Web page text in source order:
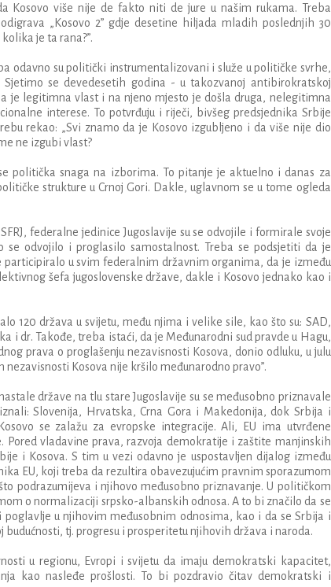
Kosovo više nije de fakto niti de jure u našim rukama. Treba
odigrava „Kosovo 2” gdje desetine hiljada mladih poslednjih 30
kolika je ta rana?”.
odavno su politički instrumentalizovani i služe u političke svrhe,
Sjetimo se devedesetih godina - u takozvanoj antibirokratskoj
je legitimna vlast i na njeno mjesto je doš la druga , nelegitimna
interese. To potvrđuju i riječi, bivšeg predsjednika Srbije
rekao: „Svi znamo da je Kosovo izgubljeno i da više nije dio
ne izgubi vlast?
politička snaga na izborima. To pitanje je aktuelno i danas za
čke strukture u Crnoj Gori. Dakle,uglavnom se u tome ogleda
SFRJ ,federalne jedinice Jugoslavije su se odvojile i formirale svoje
se odvojilo i proglasilo samostalnost. Treba se podsjetiti da je
participiralo u svim federalnim državnim organima , da je između
šefa jugoslovenske države, dakle i Kosovo jednako kao i
120 država u svijetu, među njima i velike sile, kao što su: SAD,
i dr. Takođe,treba istaći, da je Međunarodni sud pravde u Hagu,
prava o proglašenju nezavisnosti Kosova , donio odluku, u julu
nezavisnosti Kosova nije kršilo međunarodno pravo”.
države na tlu stare Jugoslavije su se međusobno priznavale
:Slovenija , Hrvatska ,Crna Gora i Makedonija , dok Srbija i
se zalažu za evropske integracije.Ali, EU ima utvrđene
. Pored vladavine prava ,razvoja demokratije i zaštite manjinskih
i Kosova.S tim u vezi odavno je uspostavljen dijalog između
EU, koji treba da rezultira obavezujućim pravnim sporazumom
to podrazumijeva i njihovo međusobno priznavanje.U političkom
o normalizaciji srpsko-albanskih odnosa. Ato bi značilo da se
poglavlje u njihovim međusobnim odnosima , kao i da se Srbija i
budućnosti, tj. progresu i prosperitetu njihovih država i naroda.
u regionu, Evropi i svijetu da imaju demokratski kapacitet,
kao nasleđe proš losti. To bi pozdravio čitav demokratski i